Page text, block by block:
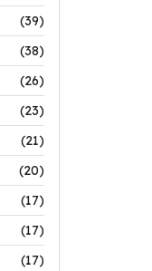
(39)
(38)
(26)
(23)
(21)
(20)
(17)
(17)
(17)